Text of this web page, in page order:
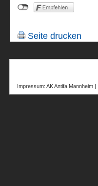
Seite drucken
Impressum: AK Antifa Mannheim